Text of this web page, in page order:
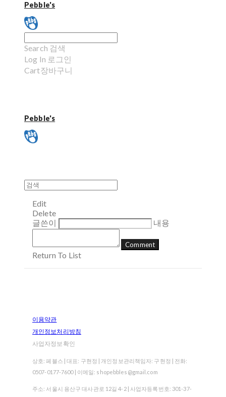
Pebble's
Search 검색
Log In 로그인
Cart장바구니
Pebble's
Edit
Delete
글쓴이
내용
Comment
Return To List
이용약관
개인정보처리방침
사업자정보확인
상호: 페블스 | 대표: 구현정 | 개인정보관리책임자: 구현정 | 전화:
0507-0177-7600 | 이메일: shopebbles@gmail.com
주소: 서울시 용산구 대사관로 12길 4-2 | 사업자등록번호: 301-37-